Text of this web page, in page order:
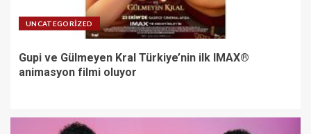
UNCATEGORIZED
Gupi ve Gülmeyen Kral Türkiye’nin ilk IMAX®
animasyon filmi oluyor